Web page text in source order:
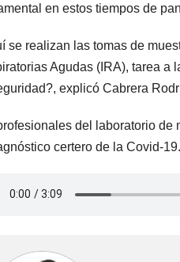
en estos tiempos de
se realizan las tomas de
Agudas (IRA), tarea
explicó Cabrera
del laboratorio
certero de la Covid-